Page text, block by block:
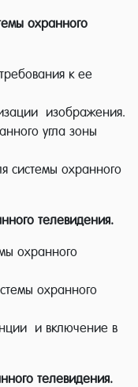
можно
практическое
обучения
и
можно
и умений,
обучения по
по
чаще всего
охранного
к ее
изображения.
угла зоны
охранного
телевидения.
охранного
охранного
и включение в
телевидения.